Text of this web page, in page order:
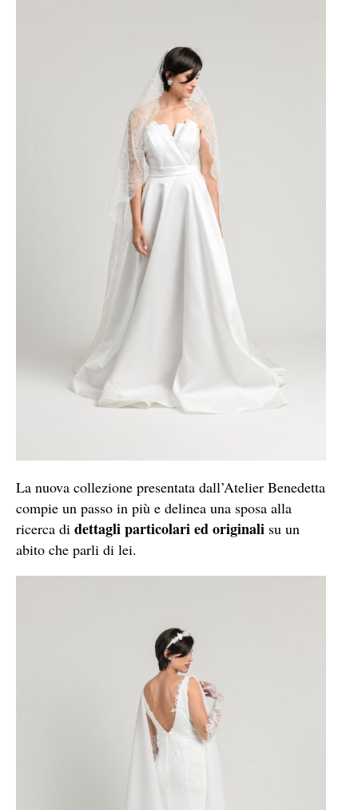
La nuova collezione presentata dall’Atelier Benedetta
compie un passo in più e delinea una sposa alla
ricerca di dettagli particolari ed originali su un
abito che parli di lei.